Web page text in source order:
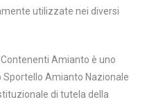
utilizzate nei diversi
Contenenti Amianto è uno
Amianto Nazionale
di tutela della